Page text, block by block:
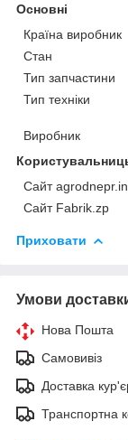
Основні
Країна виробник
Стан
Тип запчастини
Тип техніки
Виробник
Сайт
Сайт Fabrik.zp
Приховати
Умови
Нова Пошта
Самовивіз
Доставка
Транспортна